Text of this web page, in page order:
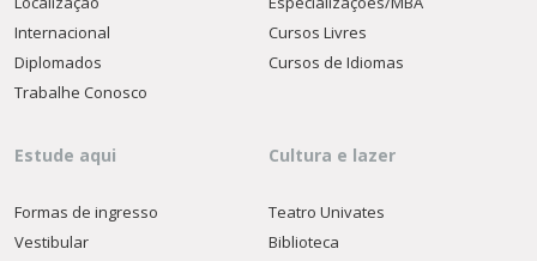
Internacional
Diplomados
Trabalhe Conosco
Cursos Livres
Cursos de Idiomas
Estude aqui
Formas de ingresso
Vestibular
Cultura e lazer
Teatro Univates
Biblioteca